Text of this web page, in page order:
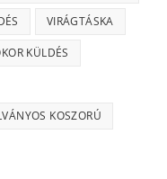
VIRÁGTÁSKA
KÜLDÉS
KOSZORÚ